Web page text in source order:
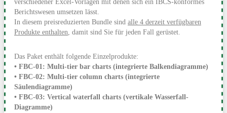
verschiedener Excel-Vorlagen mit denen sich ein IBCS-konformes
Berichtswesen umsetzen lässt.
In diesem preisreduzierten Bundle sind alle 4 derzeit verfügbaren
Produkte enthalten, damit sind Sie für jeden Fall gerüstet.
Das Paket enthält folgende Einzelprodukte:
• FBC-01: Multi-tier bar charts (integrierte Balkendiagramme)
• FBC-02: Multi-tier column charts (integrierte
Säulendiagramme)
• FBC-03: Vertical waterfall charts (vertikale Wasserfall-
Diagramme)